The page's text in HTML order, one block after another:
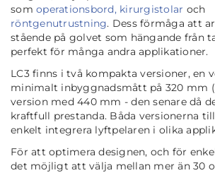
som operationsbord, kirurgistolar och
röntgenutrustning. Dess förmåga att
stående på golvet som hängande från
perfekt för många andra applikationer.
LC3 finns i två kompakta versioner, en
minimalt inbyggnadsmått på 320 mm
version med 440 mm - den senare då
kraftfull prestanda. Båda versionerna
enkelt integrera lyftpelaren i olika
För att optimera designen, och för
det möjligt att välja mellan mer än 30